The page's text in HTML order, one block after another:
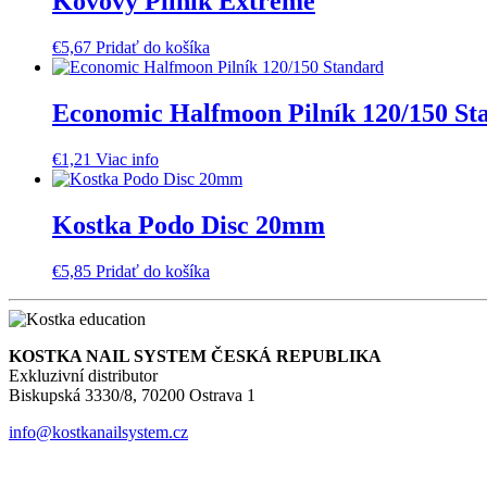
€5,67 Pridať do košíka
Economic Halfmoon Pilník 120/150
€1,21 Viac info
Kostka Podo Disc 20mm
€5,85 Pridať do košíka
KOSTKA NAIL SYSTEM ČESKÁ REPUBLIKA
Exkluzivní distributor
Biskupská 3330/8, 70200 Ostrava 1
info@kostkanailsystem.cz